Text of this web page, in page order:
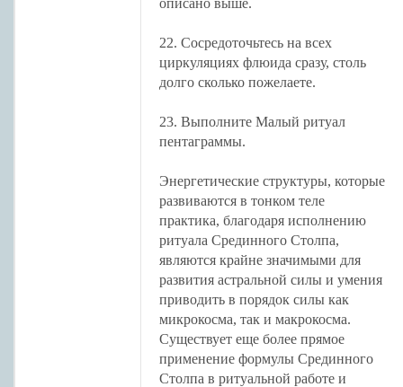
22. Сосредоточьтесь на всех
циркуляциях флюида сразу, столь
долго сколько пожелаете.
23. Выполните Малый ритуал
пентаграммы.
Энергетические структуры, которые
развиваются в тонком теле
практика, благодаря исполнению
ритуала Срединного Столпа,
являются крайне значимыми для
развития астральной силы и умения
приводить в порядок силы как
микрокосма, так и макрокосма.
Существует еще более прямое
применение формулы Срединного
Столпа в ритуальной работе и